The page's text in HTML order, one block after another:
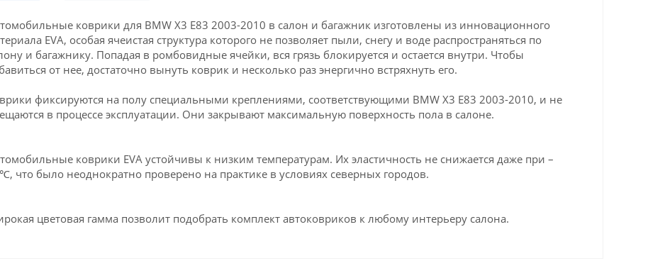
коврики для BMW X3 Е83 2003-2010 в салон и багажник изготовлены из инновационного
EVA, особая ячеистая структура которого не позволяет пыли, снегу и воде распространяться по
и багажнику. Попадая в ромбовидные ячейки, вся грязь блокируется и остается внутри. Чтобы
от нее, достаточно вынуть коврик и несколько раз энергично встряхнуть его.
фиксируются на полу специальными креплениями, соответствующими BMW X3 Е83 2003-2010, и не
в процессе эксплуатации. Они закрывают максимальную поверхность пола в салоне.
коврики EVA устойчивы к низким температурам. Их эластичность не снижается даже при –
что было неоднократно проверено на практике в условиях северных городов.
цветовая гамма позволит подобрать комплект автоковриков к любому интерьеру салона.